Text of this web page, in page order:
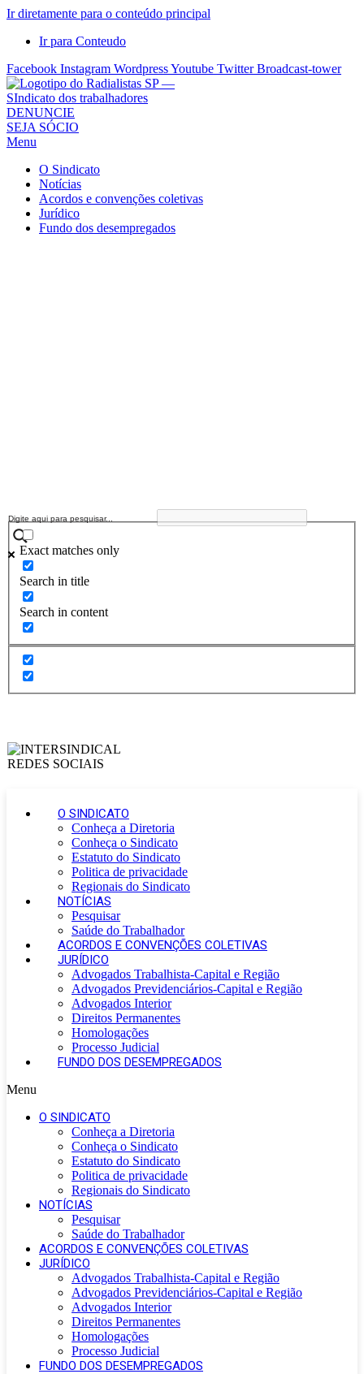
Ir diretamente para o conteúdo principal
Ir para Conteudo
Facebook Instagram WordpressYoutube Twitter Broadcast-tower
Sindicato
dos
Radialistas
São
Paulo
Sindicato
DENUNCIE
SEJA SÓCIO
Menu
O Sindicato
Notícias
Acordos e convenções coletivas
Jurídico
Fundo dos desempregados
Exact matches only
Search in title
Search in content
O SINDICATO
Conheça a Diretoria
Conheça o Sindicato
Estatuto do Sindicato
Politica de privacidade
Regionais do Sindicato
NOTÍCIAS
Pesquisar
Saúde do Trabalhador
ACORDOS E CONVENÇÕES COLETIVAS
JURÍDICO
Advogados Trabalhista-Capital e Região
Advogados Previdenciários-Capital e Região
Advogados Interior
Direitos Permanentes
Homologações
Processo Judicial
FUNDO DOS DESEMPREGADOS
Menu
O SINDICATO
Conheça a Diretoria
Conheça o Sindicato
Estatuto do Sindicato
Politica de privacidade
Regionais do Sindicato
NOTÍCIAS
Pesquisar
Saúde do Trabalhador
ACORDOS E CONVENÇÕES COLETIVAS
JURÍDICO
Advogados Trabalhista-Capital e Região
Advogados Previdenciários-Capital e Região
Advogados Interior
Direitos Permanentes
Homologações
Processo Judicial
FUNDO DOS DESEMPREGADOS